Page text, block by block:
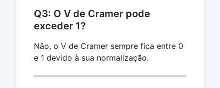
Q3: O V de Cramer pode
exceder 1?
Não, o V de Cramer sempre fica entre 0
e 1 devido à sua normalização.